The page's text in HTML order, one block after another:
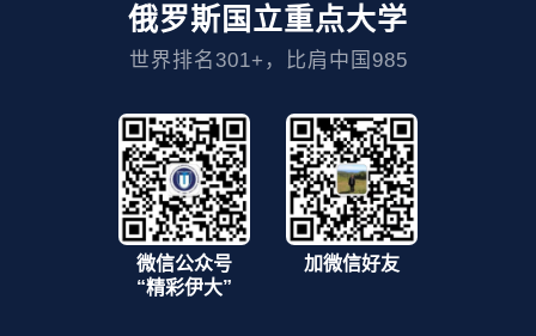
俄罗斯国立重点大学
世界排名301+，比肩中国985
微信公众号
“精彩伊大”
加微信好友